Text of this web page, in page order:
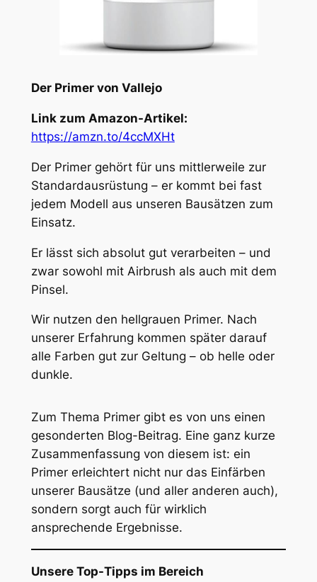
Der Primer von Vallejo
Link zum Amazon-Artikel:
https://amzn.to/4ccMXHt
Der Primer gehört für uns mittlerweile zur
Standardausrüstung – er kommt bei fast
jedem Modell aus unseren Bausätzen zum
Einsatz.
Er lässt sich absolut gut verarbeiten – und
zwar sowohl mit Airbrush als auch mit dem
Pinsel.
Wir nutzen den hellgrauen Primer. Nach
unserer Erfahrung kommen später darauf
alle Farben gut zur Geltung – ob helle oder
dunkle.
Zum Thema Primer gibt es von uns einen
gesonderten Blog-Beitrag. Eine ganz kurze
Zusammenfassung von diesem ist: ein
Primer erleichtert nicht nur das Einfärben
unserer Bausätze (und aller anderen auch),
sondern sorgt auch für wirklich
ansprechende Ergebnisse.
Unsere Top-Tipps im Bereich